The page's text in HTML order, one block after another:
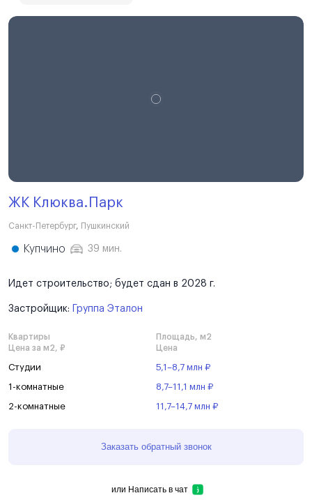
ЖК Клюква.Парк
Санкт-Петербург, Пушкинский
Купчино 39 мин.
Идет строительство; будет сдан в 2028 г.
Застройщик: Группа Эталон
Квартиры
Площадь, м2
Цена за м2, ₽
Цена
Студии 5,1–8,7 млн ₽
1-комнатные 8,7–11,1 млн ₽
2-комнатные 11,7–14,7 млн ₽
Заказать обратный звонок
или Написать в чат